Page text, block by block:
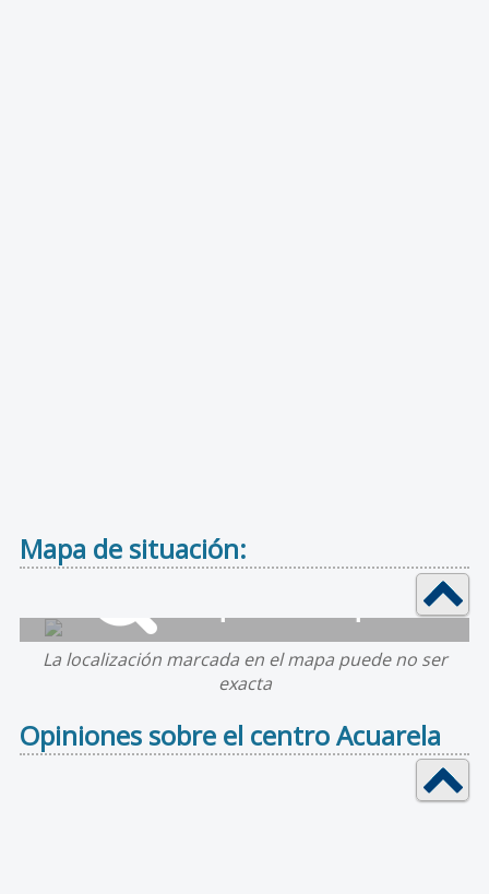
Mapa de situación:
La localización marcada en el mapa puede no ser
exacta
Opiniones sobre el centro Acuarela